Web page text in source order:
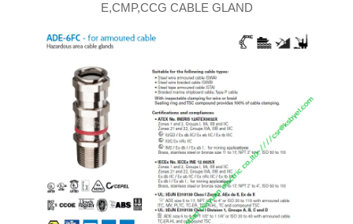
E,CMP,CCG CABLE GLAND